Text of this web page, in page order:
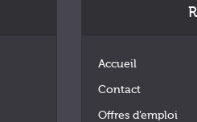
Accueil
Contact
Offres d’emploi